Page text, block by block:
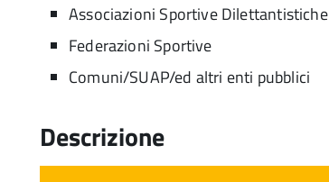
Associazioni Sportive Dilettantistiche
Federazioni Sportive
Comuni/SUAP/ed altri enti pubblici
Descrizione